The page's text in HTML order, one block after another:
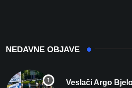
NEDAVNE OBJAVE
Veslači Argo